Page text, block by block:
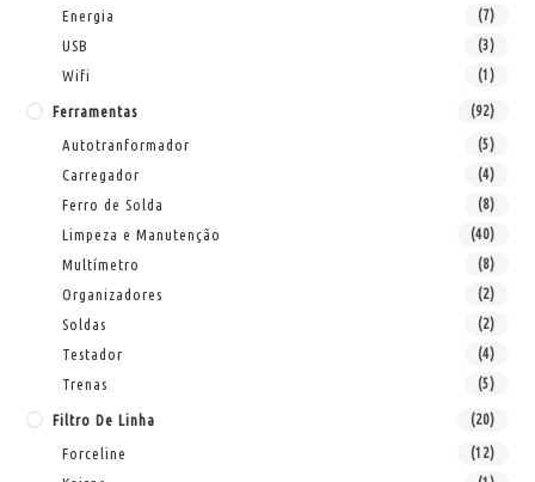
Energia (7)
USB (3)
Wifi (1)
Ferramentas (92)
Autotranformador (5)
Carregador (4)
Ferro de Solda (8)
Limpeza e Manutenção (40)
Multímetro (8)
Organizadores (2)
Soldas (2)
Testador (4)
Trenas (5)
Filtro De Linha (20)
Forceline (12)